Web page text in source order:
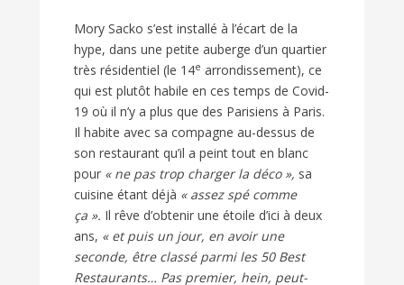
Mory Sacko s’est installé à l’écart de la
hype, dans une petite auberge d’un quartier
très résidentiel (le 14e arrondissement), ce
qui est plutôt habile en ces temps de Covid-
19 où il n’y a plus que des Parisiens à Paris.
Il habite avec sa compagne au-dessus de
son restaurant qu’il a peint tout en blanc
pour « ne pas trop charger la déco », sa
cuisine étant déjà « assez spé comme
ça ». Il rêve d’obtenir une étoile d’ici à deux
ans, « et puis un jour, en avoir une
seconde, être classé parmi les 50 Best
Restaurants… Pas premier, hein, peut-